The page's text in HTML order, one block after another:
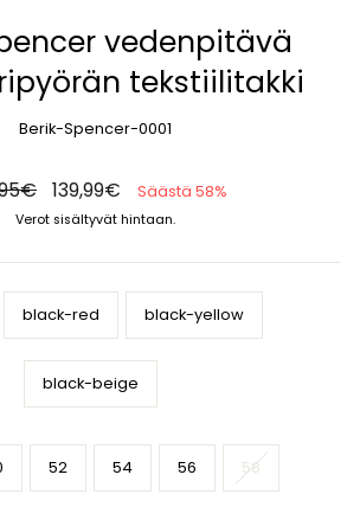
vedenpitävä
tekstiilitakki
Berik-Spencer-0001
Alennettu
hinta
139,99€ Säästä 58%
Verot sisältyvät hintaan.
black-red black-yellow
black-beige
52 54 56 58